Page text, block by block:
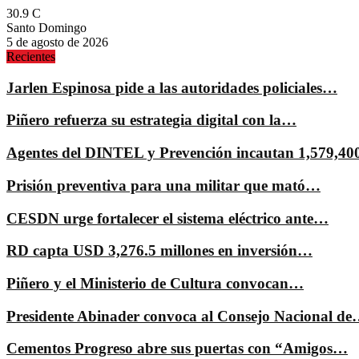
30.9 C
Santo Domingo
5 de agosto de 2026
Recientes
Jarlen Espinosa pide a las autoridades policiales…
Piñero refuerza su estrategia digital con la…
Agentes del DINTEL y Prevención incautan
Prisión preventiva para una militar que mató…
CESDN urge fortalecer el sistema eléctrico ante…
RD capta USD 3,276.5 millones en inversión…
Piñero y el Ministerio de Cultura convocan…
Presidente Abinader convoca al Consejo Nacional
Cementos Progreso abre sus puertas con “Amigos…